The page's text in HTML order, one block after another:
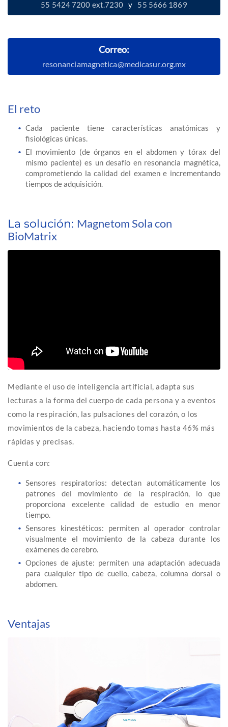
55 5424 7200 ext.7230 y 55 5666 1869
Correo:
resonanciamagnetica@medicasur.org.mx
El reto
Cada paciente tiene características anatómicas y
fisiológicas únicas.
El movimiento (de órganos en el abdomen y tórax del
mismo paciente) es un desafío en resonancia magnética,
comprometiendo la calidad del examen e incrementando
tiempos de adquisición.
La solución: Magnetom Sola con
BioMatrix
Mediante el uso de inteligencia artificial, adapta sus
lecturas a la forma del cuerpo de cada persona y a eventos
como la respiración, las pulsaciones del corazón, o los
movimientos de la cabeza, haciendo tomas hasta 46% más
rápidas y precisas.
Cuenta con:
Sensores respiratorios: detectan automáticamente los
patrones del movimiento de la respiración, lo que
proporciona excelente calidad de estudio en menor
tiempo.
Sensores kinestéticos: permiten al operador controlar
visualmente el movimiento de la cabeza durante los
exámenes de cerebro.
Opciones de ajuste: permiten una adaptación adecuada
para cualquier tipo de cuello, cabeza, columna dorsal o
abdomen.
Ventajas